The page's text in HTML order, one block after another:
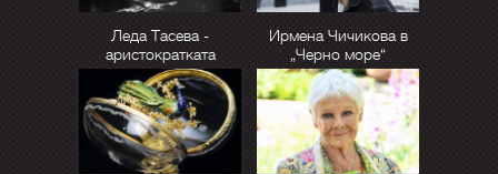
Леда Тасева -
аристократката
Ирмена Чичикова в
„Черно море“